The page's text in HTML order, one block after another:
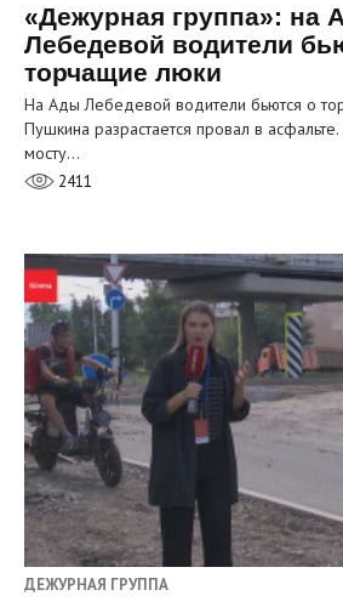
«Дежурная группа»: на
Лебедевой водители
торчащие люки
На Ады Лебедевой водители бьются о
Пушкина разрастается провал в
мосту…
2411
ДЕЖУРНАЯ ГРУППА